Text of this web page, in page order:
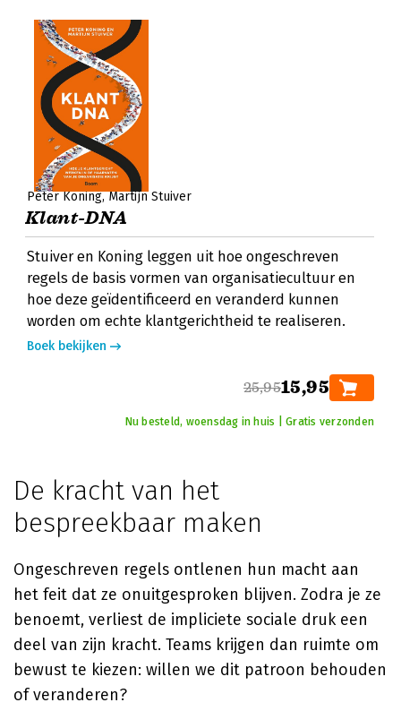
Peter Koning Martijn Stuiver
Klant-DNA
Stuiver en Koning leggen uit hoe ongeschreven
regels de basis vormen van organisatiecultuur en
hoe deze geïdentificeerd en veranderd kunnen
worden om echte klantgerichtheid te realiseren.
Boek bekijken
25,9515,95
Nu besteld, woensdag in huis | Gratis verzonden
De kracht van het
bespreekbaar maken
Ongeschreven regels ontlenen hun macht aan
het feit dat ze onuitgesproken blijven. Zodra je ze
benoemt, verliest de impliciete sociale druk een
deel van zijn kracht. Teams krijgen dan ruimte om
bewust te kiezen: willen we dit patroon behouden
of veranderen?